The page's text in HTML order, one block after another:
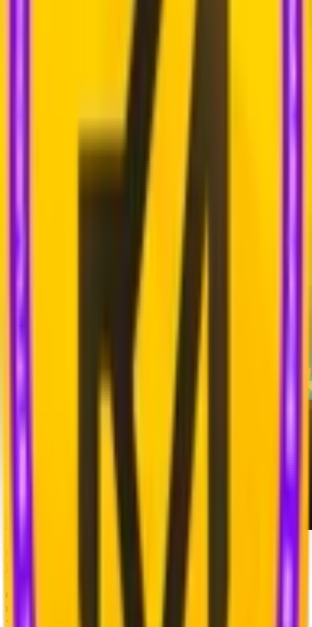
Очаровательные лесные существа Квибеки получили свое
имя вовсе не случайно. Оригинальное наименование
«Kweebec» — это отсылка к канадской провинции Квебек.